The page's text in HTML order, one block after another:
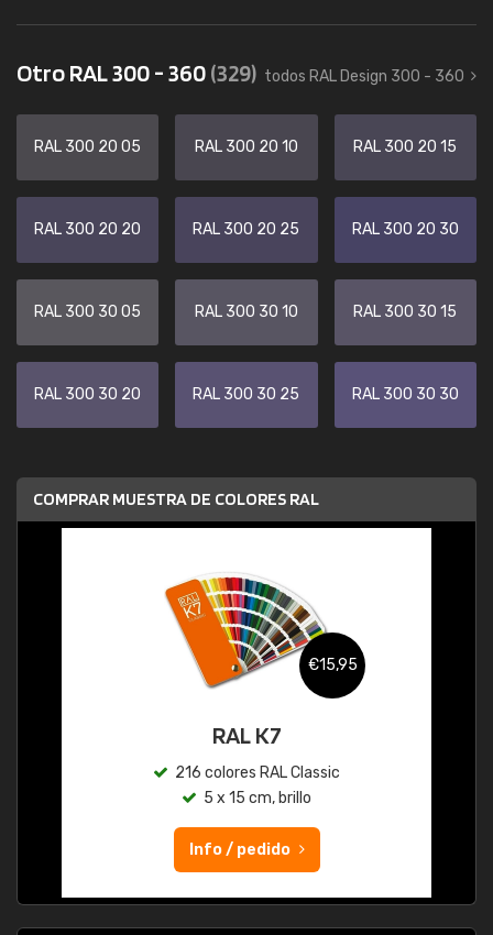
Otro RAL 300 - 360(329) todos RAL Design 300 - 360
RAL 300 20 05 RAL 300 20 10 RAL 300 20 15
RAL 300 20 20 RAL 300 20 25 RAL 300 20 30
RAL 300 30 05 RAL 300 30 10 RAL 300 30 15
RAL 300 30 20 RAL 300 30 25 RAL 300 30 30
COMPRAR MUESTRA DE COLORES RAL
€15,95
RAL K7
216 colores RAL Classic
5 x 15 cm, brillo
Info / pedido